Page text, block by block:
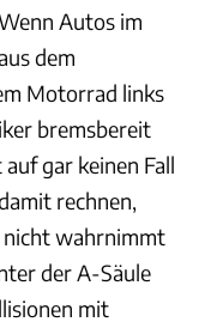
Autos im
dem
Motorrad links
bremsbereit
gar keinen Fall
rechnen,
nicht wahrnimmt
der A-Säule
mit